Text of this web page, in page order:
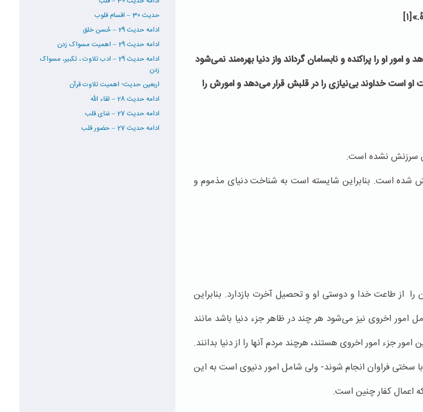
[1]
او را پراکنده و نابسامان گرداند واز دنیا بهره‌مند نمی‌شود
است خداوند بی‌نیازی را در قلبش قرار می‌دهد و امورش را
سرزنش نشده است.
شده است. بنابراین شایسته است به شناخت دنیای مذموم و
از طاعت خدا و دوستی او و تحصیل آخرت بازدارد. بنابراین
امور اخروی نیز می‌شود هر چند در ظاهر جزء دنیا باشد مانند
جزء امور اخروی هستند، هرچند مردم آنها را از دنیا بدانند.
سختی فراوان انجام شوند- ولی شامل امور دنیوی است به این
اعمال کفار چنین است.
حدیث 30 – اقسام قلوب
ادامه حدیث 29 – حُسن خلق
ادامه حدیث 29 – اهمیت مسواک زدن
ادامه حدیث 29 – ادب تلاوت ، تکبیر، مسواک
زدن
اربعین حدیث- اهمیت تلاوت قرآن
ادامه حدیث 28 – لقاء الله
ادامه حدیث 27 – غنای قلب
ادامه حدیث 27 – حضور قلب